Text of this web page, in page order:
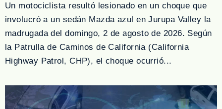
Un motociclista resultó lesionado en un choque que
involucró a un sedán Mazda azul en Jurupa Valley la
madrugada del domingo, 2 de agosto de 2026. Según
la Patrulla de Caminos de California (California
Highway Patrol, CHP), el choque ocurrió...